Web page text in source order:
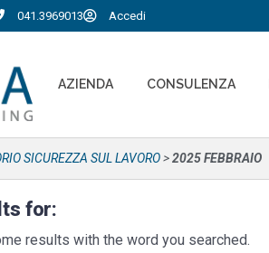
041.3969013 Accedi
AZIENDA CONSULENZA
SICUREZZA SUL LAVORO>2025 FEBBRAIO
for:
results with the word you searched.